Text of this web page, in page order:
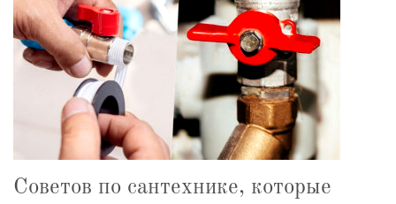
Советов по сантехнике, которые